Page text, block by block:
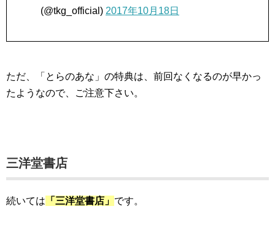
(@tkg_official) 2017年10月18日
ただ、「とらのあな」の特典は、前回なくなるのが早かっ
たようなので、ご注意下さい。
三洋堂書店
続いては 「三洋堂書店」 です。